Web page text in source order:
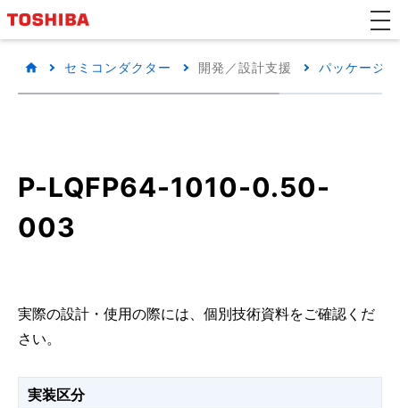
セミコンダクター 開発／設計支援 パッケージ/
P-LQFP64-1010-0.50-
003
実際の設計・使用の際には、個別技術資料をご確認くだ
さい。
実装区分